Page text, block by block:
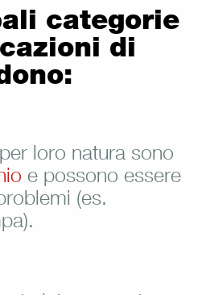
categorie
di
loro natura sono
e possono essere
(es.